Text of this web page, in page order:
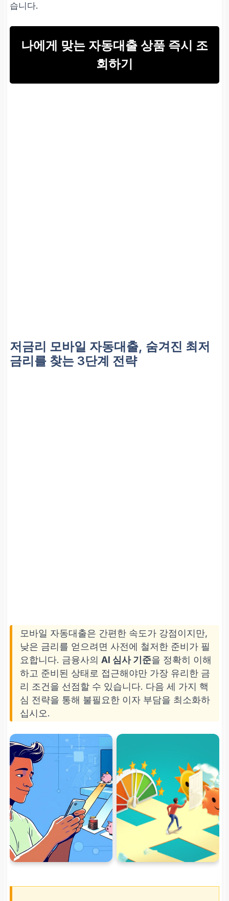
습니다.
나에게 맞는 자동대출 상품 즉시 조
회하기
저금리 모바일 자동대출, 숨겨진 최저
금리를 찾는 3단계 전략
모바일 자동대출은 간편한 속도가 강점이지만,
낮은 금리를 얻으려면 사전에 철저한 준비가 필
요합니다. 금융사의 AI 심사 기준을 정확히 이해
하고 준비된 상태로 접근해야만 가장 유리한 금
리 조건을 선점할 수 있습니다. 다음 세 가지 핵
심 전략을 통해 불필요한 이자 부담을 최소화하
십시오.